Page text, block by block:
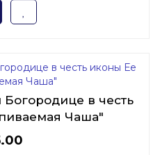
в честь
Чаша"